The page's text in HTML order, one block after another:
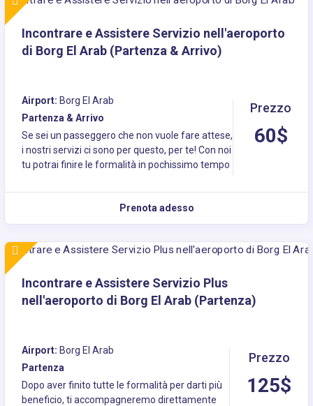
Incontrare e Assistere Servizio nell'aeroporto
di Borg El Arab (Partenza & Arrivo)
Airport: Borg El Arab
Partenza & Arrivo
Se sei un passeggero che non vuole fare attese,
i nostri servizi ci sono per questo, per te! Con noi
tu potrai finire le formalità in pochissimo tempo
Prezzo
60$
Prenota adesso
Incontrare e Assistere Servizio Plus
nell'aeroporto di Borg El Arab (Partenza)
Airport: Borg El Arab
Partenza
Dopo aver finito tutte le formalità per darti più
beneficio, ti accompagneremo direttamente
Prezzo
125$